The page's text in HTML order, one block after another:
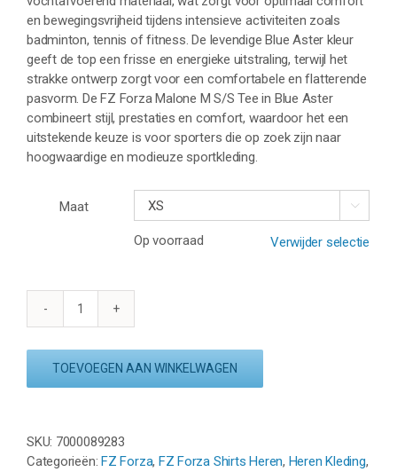
en bewegingsvrijheid tijdens intensieve activiteiten zoals
badminton, tennis of fitness. De levendige Blue Aster kleur
geeft de top een frisse en energieke uitstraling, terwijl het
strakke ontwerp zorgt voor een comfortabele en flatterende
pasvorm. De FZ Forza Malone M S/S Tee in Blue Aster
combineert stijl, prestaties en comfort, waardoor het een
uitstekende keuze is voor sporters die op zoek zijn naar
hoogwaardige en modieuze sportkleding.
Maat 
Op voorraad Verwijder selectie
FZ
M
-
BLUE
TOEVOEGEN AAN WINKELWAGEN
SKU: 7000089283
Categorieën: FZ Forza, FZ Forza Shirts Heren, Heren Kleding,